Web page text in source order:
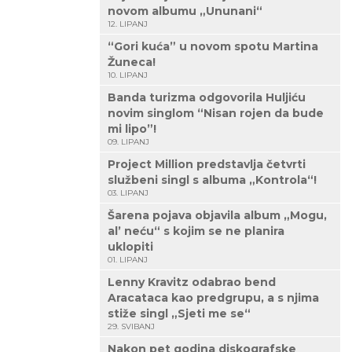
novom albumu „Ununani“
12. LIPANJ
“Gori kuća” u novom spotu Martina
Žuneca!
10. LIPANJ
Banda turizma odgovorila Huljiću
novim singlom “Nisan rojen da bude
mi lipo”!
09. LIPANJ
Project Million predstavlja četvrti
službeni singl s albuma „Kontrola“!
03. LIPANJ
Šarena pojava objavila album „Mogu,
al’ neću“ s kojim se ne planira
uklopiti
01. LIPANJ
Lenny Kravitz odabrao bend
Aracataca kao predgrupu, a s njima
stiže singl „Sjeti me se“
29. SVIBANJ
Nakon pet godina diskografske